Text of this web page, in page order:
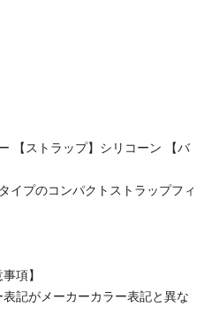
【ストラップ】シリコーン 【バ
イプのコンパクトストラップフィ
項】
記がメーカーカラー表記と異な